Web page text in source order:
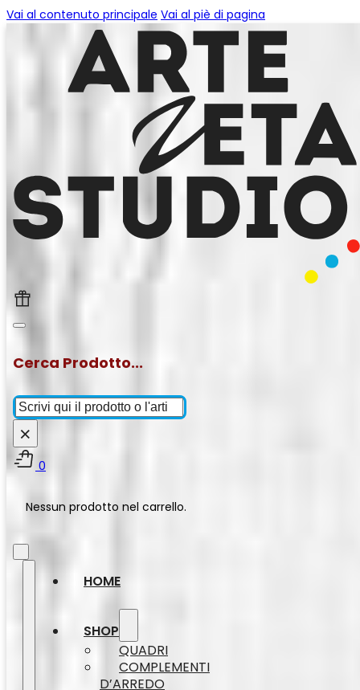
Vai al contenuto principale Vai al piè di pagina
Cerca Prodotto...
Cerca
×
0
Nessun prodotto nel carrello.
HOME
SHOP
QUADRI
COMPLEMENTI
D’ARREDO